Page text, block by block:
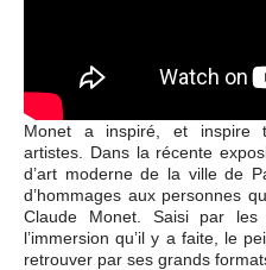
Monet a inspiré, et inspire
artistes. Dans la récente
d’art moderne de la ville de
d’hommages aux personnes
Claude Monet. Saisi par les
l’immersion qu’il y a faite, le
retrouver par ses grands